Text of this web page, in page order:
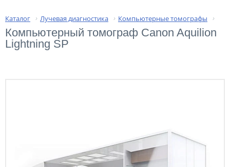
Каталог › Лучевая диагностика › Компьютерные томографы ›
Компьютерный томограф Canon Aquilion
Lightning SP